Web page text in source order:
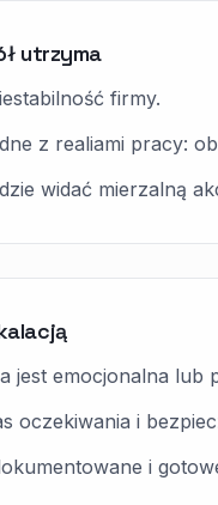
utrzyma
firmy.
z realiami pracy:
widać mierzalną
jest emocjonalna lub
oczekiwania i
i